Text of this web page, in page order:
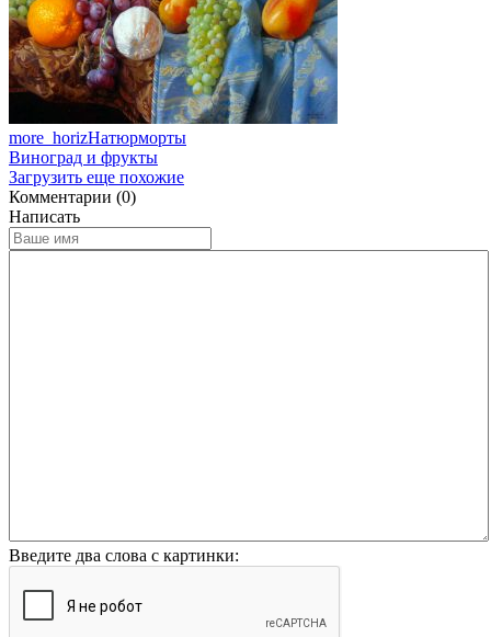
more_horizНатюрморты
Виноград и фрукты
Загрузить еще похожие
Комментарии (0)
Написать
Введите два слова с картинки: